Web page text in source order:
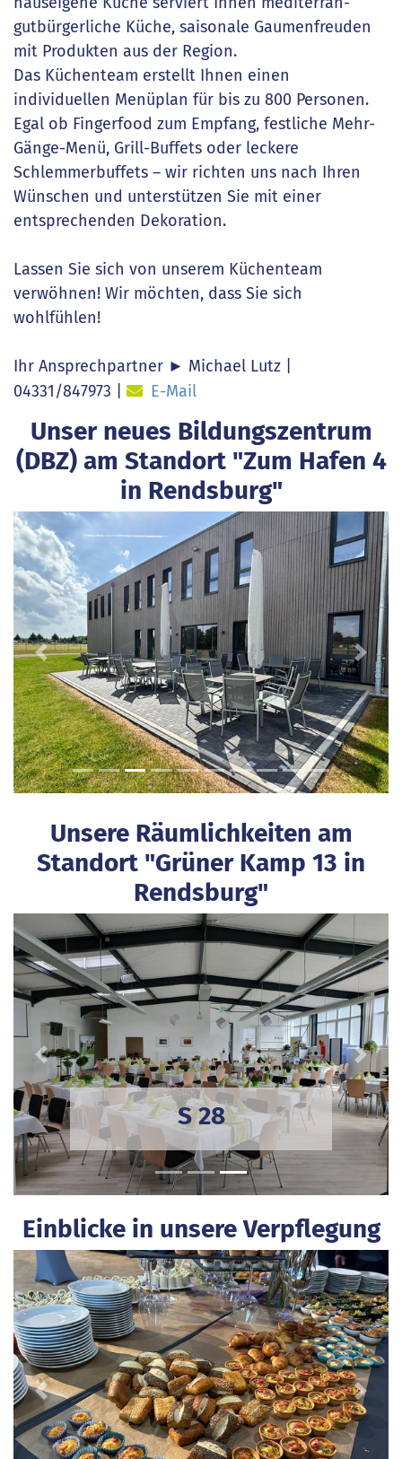
gutbürgerliche Küche, saisonale Gaumenfreuden
mit Produkten aus der Region.
Das Küchenteam erstellt Ihnen einen
individuellen Menüplan für bis zu 800 Personen.
Egal ob Fingerfood zum Empfang, festliche Mehr-
Gänge-Menü, Grill-Buffets oder leckere
Schlemmerbuffets – wir richten uns nach Ihren
Wünschen und unterstützen Sie mit einer
entsprechenden Dekoration.
Lassen Sie sich von unserem Küchenteam
verwöhnen! Wir möchten, dass Sie sich
wohlfühlen!
Ihr Ansprechpartner ► Michael Lutz
04331/847973 |
E-Mail
Unser neues Bildungszentrum
(DBZ) am Standort "Zum Hafen 4
in Rendsburg"
Previous Next
Unsere Räumlichkeiten am
Standort "Grüner Kamp 13 in
Rendsburg"
S 28
Previous Next
Einblicke in unsere Verpflegung
Previous Next